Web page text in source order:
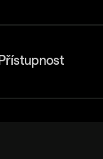
Přístupnost